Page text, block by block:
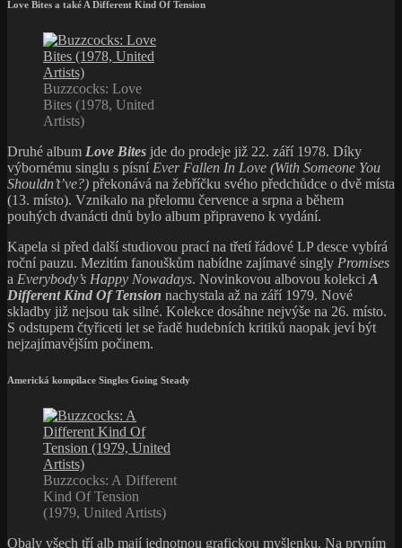
Love Bites a také A Different Kind Of Tension
Buzzcocks: Love
Bites (1978, United
Artists)
Druhé album Love Bites jde do prodeje již 22. září 1978. Díky
výbornému singlu s písní Ever Fallen In Love (With Someone You
Shouldn’t’ve?) překonává na žebříčku svého předchůdce o dvě místa
(13. místo). Vznikalo na přelomu července a srpna a během
pouhých dvanácti dnů bylo album připraveno k vydání.
Kapela si před další studiovou prací na třetí řádové LP desce vybírá
roční pauzu. Mezitím fanouškům nabídne zajímavé singly Promises
a Everybody’s Happy Nowadays. Novinkovou albovou kolekci A
Different Kind Of Tension nachystala až na září 1979. Nové
skladby již nejsou tak silné. Kolekce dosáhne nejvýše na 26. místo.
S odstupem čtyřiceti let se řadě hudebních kritiků naopak jeví být
nejzajímavějším počinem.
Americká kompilace Singles Going Steady
Buzzcocks: A Different
Kind Of Tension
(1979, United Artists)
Obaly všech tří alb mají jednotnou grafickou myšlenku. Na prvním